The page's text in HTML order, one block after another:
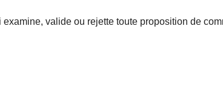
valide ou rejette toute proposition de